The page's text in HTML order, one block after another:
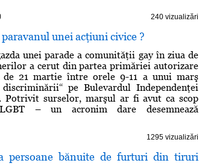
240 vizualizări
unei acţiuni civice ?
unei parade a comunităţii gay în ziua de
a cerut din partea primăriei autorizare
de 21 martie între orele 9-11 a unui marş
pe Bulevardul Independenţei
Potrivit surselor, marşul ar fi avut ca scop
– un acronim dare desemnează
1295 vizualizări
persoane bănuite de furturi din tiruri